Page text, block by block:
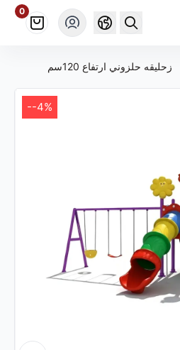
للتجارة
0
زحليقه حلزوني ارتفاع 120سم
--4%